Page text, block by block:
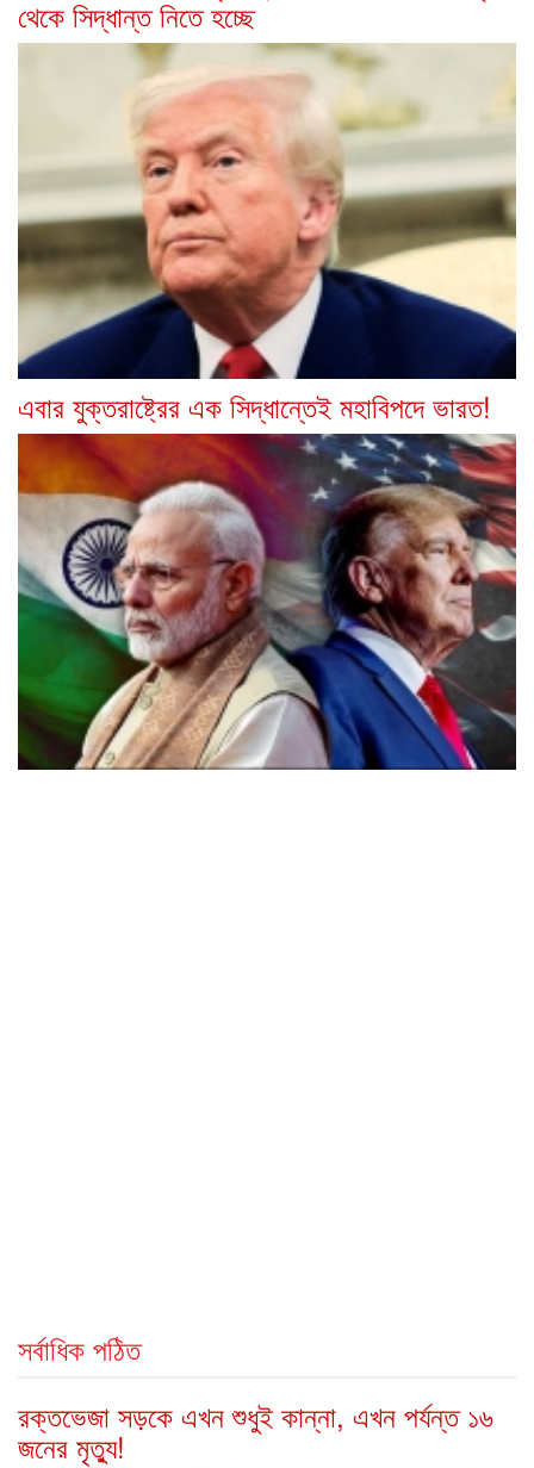
থেকে সিদ্ধান্ত নিতে হচ্ছে
এবার যুক্তরাষ্ট্রের এক সিদ্ধান্তেই মহাবিপদে ভারত!
সর্বাধিক পঠিত
রক্তভেজা সড়কে এখন শুধুই কান্না, এখন পর্যন্ত ১৬
জনের মৃত্যু!